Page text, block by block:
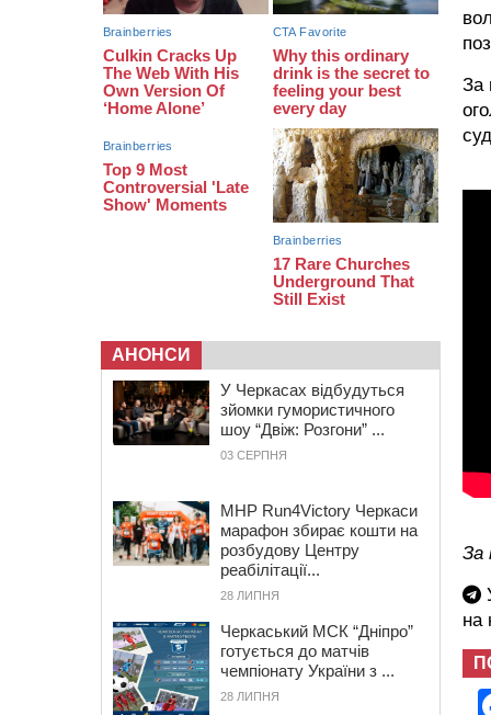
За
За
на
навчальних закладів (ФОТОФАКТ)
15:39 На честь загиблого захисника і
чемпіона світу в Черкасах відкрили
спортивно-реабілітаційний центр
АНОНСИ
У Черкасах відбудуться
зйомки гумористичного
шоу “Двіж: Розгони” ...
03 СЕРПНЯ
MHP Run4Victory Черкаси
марафон збирає кошти на
розбудову Центру
реабілітації...
28 ЛИПНЯ
Черкаський МСК “Дніпро”
готується до матчів
чемпіонату України з ...
28 ЛИПНЯ